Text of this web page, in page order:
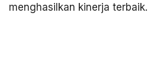
menghasilkan kinerja terbaik.